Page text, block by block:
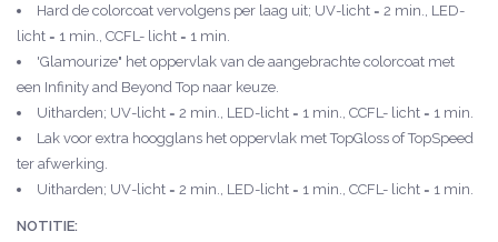
Hard de colorcoat vervolgens per laag uit; UV-licht = 2 min., LED-
licht = 1 min., CCFL- licht = 1 min.
'Glamourize" het oppervlak van de aangebrachte colorcoat met
een Infinity and Beyond Top naar keuze.
Uitharden; UV-licht = 2 min., LED-licht = 1 min., CCFL- licht = 1 min.
Lak voor extra hoogglans het oppervlak met TopGloss of TopSpeed
ter afwerking.
Uitharden; UV-licht = 2 min., LED-licht = 1 min., CCFL- licht = 1 min.
NOTITIE: